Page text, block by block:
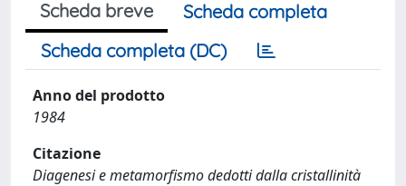
Scheda breve
Scheda completa
Scheda completa (DC)
Anno del prodotto
1984
Citazione
Diagenesi e metamorfismo dedotti dalla cristallinità